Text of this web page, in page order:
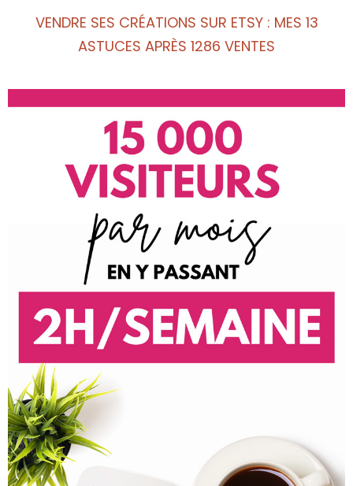
VENDRE SES CRÉATIONS SUR ETSY : MES 13
ASTUCES APRÈS 1286 VENTES